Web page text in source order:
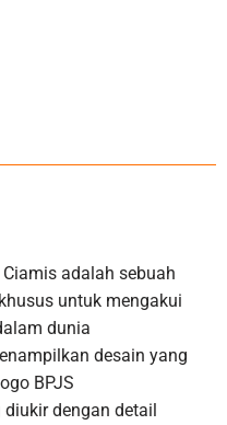
adalah sebuah
untuk mengakui
dunia
desain yang
BPJS
dengan detail